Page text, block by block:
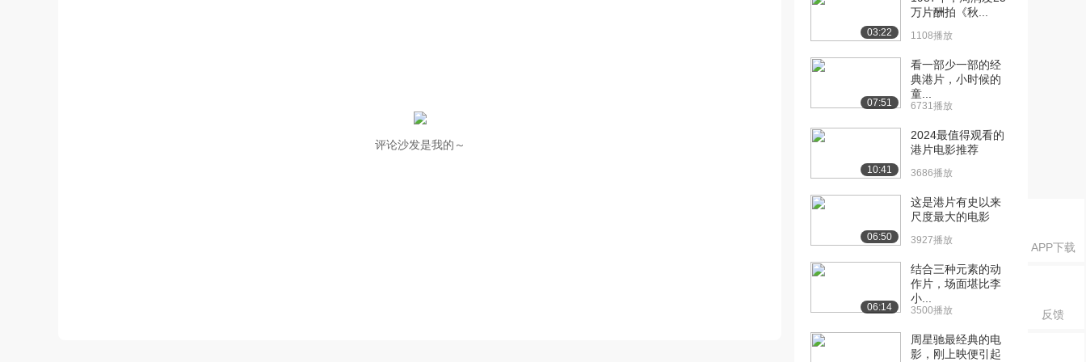
APP下载
反馈
评论沙发是我的～
03:22
万片酬拍《秋...
1108播放
07:51
看一部少一部的经
典港片，小时候的
童...
6731播放
10:41
2024最值得观看的
港片电影推荐
3686播放
06:50
这是港片有史以来
尺度最大的电影
3927播放
06:14
结合三种元素的动
作片，场面堪比李
小...
3500播放
周星驰最经典的电
影，刚上映便引起